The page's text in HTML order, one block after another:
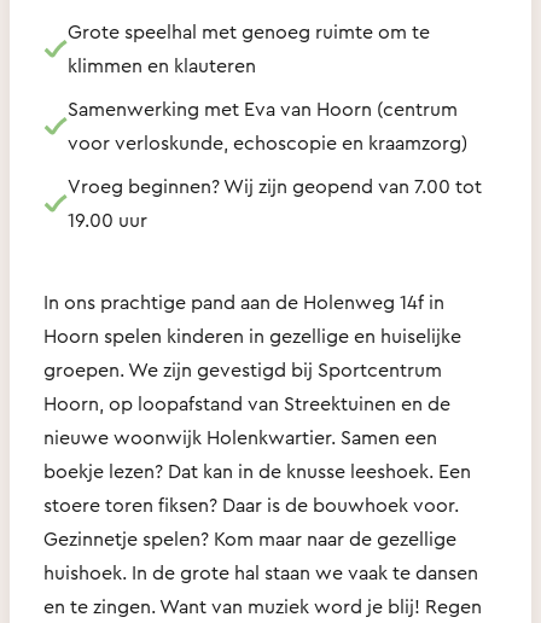
Grote speelhal met genoeg ruimte om te
klimmen en klauteren
Samenwerking met Eva van Hoorn (centrum
voor verloskunde, echoscopie en kraamzorg)
Vroeg beginnen? Wij zijn geopend van 7.00 tot
19.00 uur
In ons prachtige pand aan de Holenweg 14f in
Hoorn spelen kinderen in gezellige en huiselijke
groepen. We zijn gevestigd bij Sportcentrum
Hoorn, op loopafstand van Streektuinen en de
nieuwe woonwijk Holenkwartier. Samen een
boekje lezen? Dat kan in de knusse leeshoek. Een
stoere toren fiksen? Daar is de bouwhoek voor.
Gezinnetje spelen? Kom maar naar de gezellige
huishoek. In de grote hal staan we vaak te dansen
en te zingen. Want van muziek word je blij! Regen